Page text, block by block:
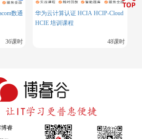
考或华为认证，需满足属地化要求，浙
则如下：
：社保需含养老保险
位” 一致；
：需提供广东近 6 个月社保记录（
数通
36课时
华为云计算认证 HCIA HCIP-Cloud
HCIE 培训课程
48课时
睿